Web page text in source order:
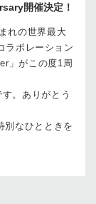
開催決定！
れの世界最大
ラボレーション
」がこの度1周
。ありがとう
別なひとときを